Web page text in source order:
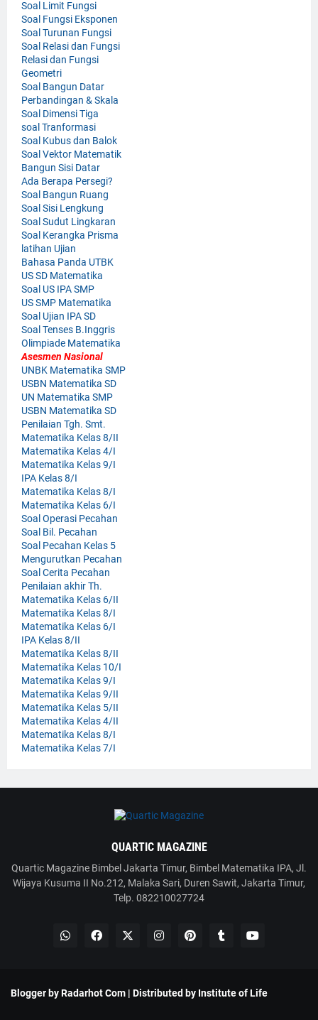
Soal Limit Fungsi
Soal Fungsi Eksponen
Soal Turunan Fungsi
Soal Relasi dan Fungsi
Relasi dan Fungsi
Geometri
Soal Bangun Datar
Perbandingan & Skala
Soal Dimensi Tiga
soal Tranformasi
Soal Kubus dan Balok
Soal Vektor Matematik
Bangun Sisi Datar
Ada Berapa Persegi?
Soal Bangun Ruang
Soal Sisi Lengkung
Soal Sudut Lingkaran
Soal Kerangka Prisma
latihan Ujian
Bahasa Panda UTBK
US SD Matematika
Soal US IPA SMP
US SMP Matematika
Soal Ujian IPA SD
Soal Tenses B.Inggris
Olimpiade Matematika
Asesmen Nasional
UNBK Matematika SMP
USBN Matematika SD
UN Matematika SMP
USBN Matematika SD
Penilaian Tgh. Smt.
Matematika Kelas 8/II
Matematika Kelas 4/I
Matematika Kelas 9/I
IPA Kelas 8/I
Matematika Kelas 8/I
Matematika Kelas 6/I
Soal Operasi Pecahan
Soal Bil. Pecahan
Soal Pecahan Kelas 5
Mengurutkan Pecahan
Soal Cerita Pecahan
Penilaian akhir Th.
Matematika Kelas 6/II
Matematika Kelas 8/I
Matematika Kelas 6/I
IPA Kelas 8/II
Matematika Kelas 8/II
Matematika Kelas 10/I
Matematika Kelas 9/I
Matematika Kelas 9/II
Matematika Kelas 5/II
Matematika Kelas 4/II
Matematika Kelas 8/I
Matematika Kelas 7/I
QUARTIC MAGAZINE
Quartic Magazine Bimbel Jakarta Timur, Bimbel Matematika IPA, Jl.
Wijaya Kusuma II No.212, Malaka Sari, Duren Sawit, Jakarta Timur,
Telp. 082210027724
Blogger byRadarhot Com | Distributed by Institute of Life